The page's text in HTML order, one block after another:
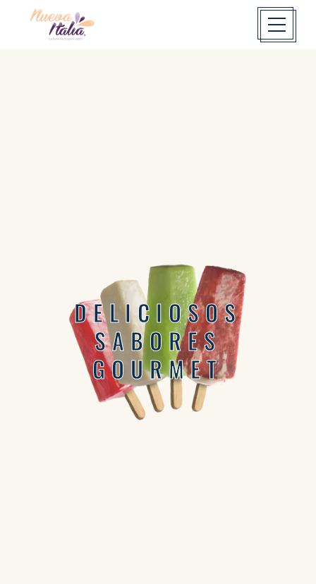
DELICIOSOS
SABORES
GOURMET